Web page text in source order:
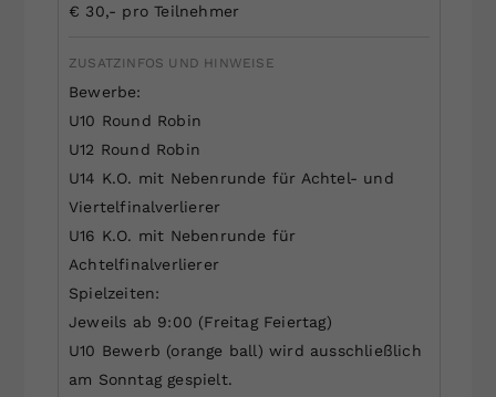
€ 30,- pro Teilnehmer
ZUSATZINFOS UND HINWEISE
Bewerbe:
U10 Round Robin
U12 Round Robin
U14 K.O. mit Nebenrunde für Achtel- und
Viertelfinalverlierer
U16 K.O. mit Nebenrunde für
Achtelfinalverlierer
Spielzeiten:
Jeweils ab 9:00 (Freitag Feiertag)
U10 Bewerb (orange ball) wird ausschließlich
am Sonntag gespielt.